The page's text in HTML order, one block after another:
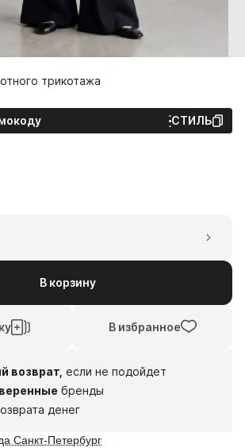
трикотажа
СТИЛЬ
В корзину
В избранное
возврат, если не подойдет
бренды
денег
Санкт-Петербург